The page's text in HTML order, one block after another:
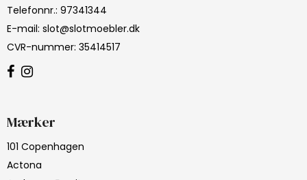
Telefonnr.: 97341344
E-mail: slot@slotmoebler.dk
CVR-nummer: 35414517
Mærker
101 Copenhagen
Actona